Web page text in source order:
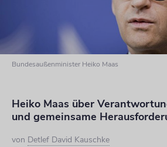
Bundesaußenminister Heiko Maas
Heiko Maas über
und gemeinsame
von Detlef David Kauschke